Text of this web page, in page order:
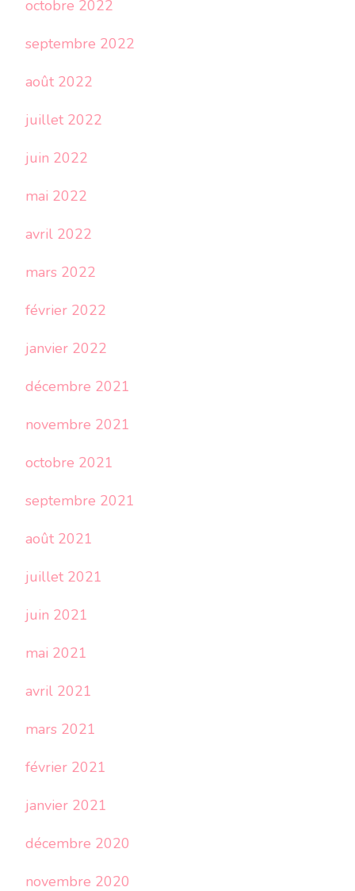
octobre 2022
septembre 2022
août 2022
juillet 2022
juin 2022
mai 2022
avril 2022
mars 2022
février 2022
janvier 2022
décembre 2021
novembre 2021
octobre 2021
septembre 2021
août 2021
juillet 2021
juin 2021
mai 2021
avril 2021
mars 2021
février 2021
janvier 2021
décembre 2020
novembre 2020